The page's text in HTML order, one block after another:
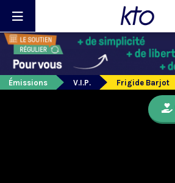
Émissions V.I.P. Frigide Barjot